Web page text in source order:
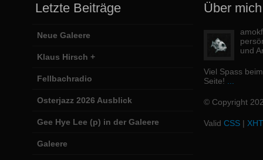
Letzte Beiträge
Neue Galeere
Klaus Hirsch +
Fellbachradio
Osterjazz 2026 Ausblick
Gee Hye Lee (p) in der Galeere
Galeere
Über mich
und
Viel Spass
Seite!
© Copyright
Valid CSS |